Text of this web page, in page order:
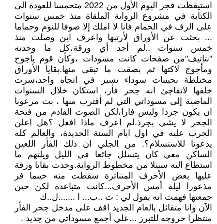
استيقظت فجر اليوم الأول من 2022 متحمسا للعودة الى
الكتابة في مشروع الرواية الملقاة منذ خمس سنوات
على الرف في الحمام فانا لا املك إلا صوفا للنوم وحماما
... بحثت عن الأوراق لأرتبها واعرف اين وصلت منذ
خمس سنوات ..لم أجد أي ورقة،كل ما وجدته
"نتاتيف"من صفحات كانت مسودات ،وكأن قوم يأجوج
ومأجوج لاكتها ثم بصقت ما تبقى منها.بقايا الأوراق
مختلطة بحبيبات سوداء تسير في اتجاه واحد،سرت
خلفها لاتفاجئ انه جحر فأر، استكان خلال السنوات
الماضية إلى مسوداتي التي لم أقترب منها ، بت مرعوبا
ان يكون جرذا وليس فارا،لكن الصوت القادم من فتحة
الجحر لا يشي بجرذ.لم اعرف ماذا افعل ؟هل اعلن
الحرب عليه في اول ايام السنة الجديدة، والعالم كله
يدعونا للاستسلام؟. من الجلي ان ذلك الفأر اللعين
الساكن معي كان يتسلل جائعا في الليل ويلتهم ما
استطاع اليه سبيلا من مخطوط الرواية.وجدت بقايا ورقة
عليها بعض الأحرف المتناثرة سقطت منه حينما فر
مذعورا ليلة أمس الأحرف...كانت متباعدة لكن حين
جمعتها فهمت انه يقول لي : ت ..ب... ا .......ل..ك
الآن وانا متفائل بالعام الجديد اقف على مدخل جحر الفأر
منتظرا خروجه للتبرز ...علي أجمع مسوداتي من جديد .